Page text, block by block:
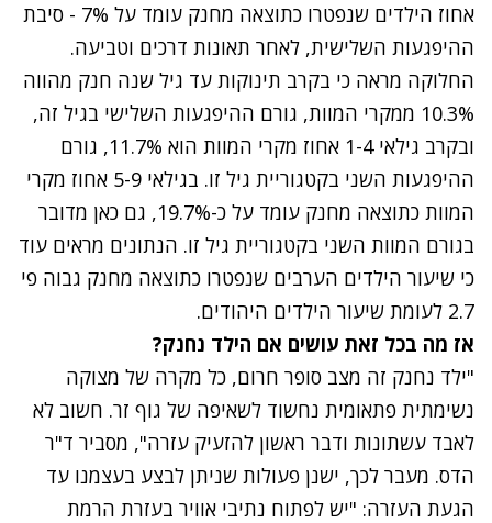
אחוז הילדים שנפטרו כתוצאה מחנק עומד על 7% - סיבת
ההיפגעות השלישית, לאחר תאונות דרכים וטביעה.
החלוקה מראה כי בקרב תינוקות עד גיל שנה חנק מהווה
10.3% ממקרי המוות, גורם ההיפגעות השלישי בגיל זה,
ובקרב גילאי 1-4 אחוז מקרי המוות הוא 11.7%, גורם
ההיפגעות השני בקטגוריית גיל זו. בגילאי 5-9 אחוז מקרי
המוות כתוצאה מחנק עומד על כ-19.7%, גם כאן מדובר
בגורם המוות השני בקטגוריית גיל זו. הנתונים מראים עוד
כי שיעור הילדים הערבים שנפטרו כתוצאה מחנק גבוה פי
2.7 לעומת שיעור הילדים היהודים.
אז מה בכל זאת עושים אם הילד נחנק?
"ילד נחנק זה מצב סופר חרום, כל מקרה של מצוקה
נשימתית פתאומית נחשוד לשאיפה של גוף זר. חשוב לא
לאבד עשתונות ודבר ראשון להזעיק עזרה", מסביר ד"ר
הדס. מעבר לכך, ישנן פעולות שניתן לבצע בעצמנו עד
הגעת העזרה: "יש לפתוח נתיבי אוויר בעזרת הרמת